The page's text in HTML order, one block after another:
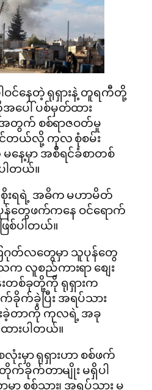
ါဝင်နေတဲ့ ရုရှားနဲ့ တူရကီတို့
ပေါ် ပစ်မှတ်ထား
က် စစ်ရာဇဝတ်မှု
င်တယ်လို့ ကုလ စုံစမ်း
နေ့မှာ အစီရင်ခံစာတစ်
ါတယ်။
းရရဲ့ အဓိက မဟာမိတ်
န်တွေဖက်ကနေ ဝင်ရောက်
စ်ပါတယ်။
ဂုတ်လတွေမှာ သူပုန်တွေ
က လူစည်ကားရာ စျေး
းတစ်ခုတို့ကို ရုရှားက
ခိုက်ခဲ့ပြီး အရပ်သား
းခဲ့တာကို ကုလရဲ့ အခု
ထားပါတယ်။
းမှာ ရုရှားဟာ စစ်ဖက်
ခိုက်တာမျိုး မရှိပါ
ာ စစ်သား၊ အရပ်သား မ